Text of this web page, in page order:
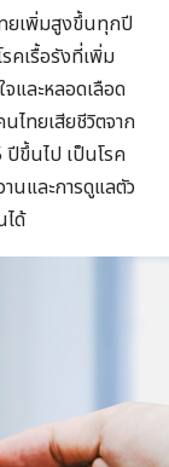
ทยเพิ่มสูงขึ้นทุกปี
คเรื้อรังที่เพิ่ม
จและหลอดเลือด
ไทยเสียชีวิตจาก
ปีขึ้นไป เป็นโรค
นและการดูแลตัว
ได้